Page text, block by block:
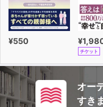
¥550
チケット
オー
すき